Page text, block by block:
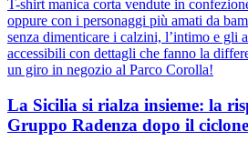
T-shirt manica corta vendute in
oppure con i personaggi più amati da
senza dimenticare i calzini, l’intimo e gli
accessibili con dettagli che fanno la
un giro in negozio al Parco Corolla!
La Sicilia si rialza insieme: la
Gruppo Radenza dopo il